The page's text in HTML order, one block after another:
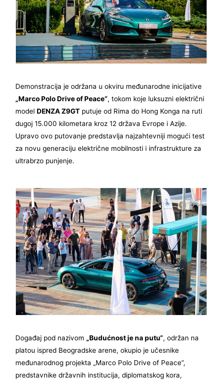
Demonstracija je održana u okviru međunarodne inicijative
„Marco Polo Drive of Peace“, tokom koje luksuzni električni
modelDENZA Z9GT putuje od Rima do Hong Konga na ruti
dugoj 15.000 kilometara kroz 12 država Evrope i Azije.
Upravo ovo putovanje predstavlja najzahtevniji mogući test
za novu generaciju električne mobilnosti i infrastrukture za
ultrabrzo punjenje.
Događaj pod nazivom „Budućnost je na putu“, održan na
platou ispred Beogradske arene, okupio je učesnike
međunarodnog projekta „Marco Polo Drive of Peace“,
predstavnike državnih institucija, diplomatskog kora,